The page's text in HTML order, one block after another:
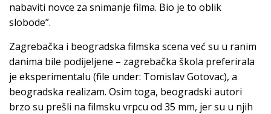
nabaviti novce za snimanje filma. Bio je to oblik
slobode”.
Zagrebačka i beogradska filmska scena već su u ranim
danima bile podijeljene – zagrebačka škola preferirala
je eksperimentalu (file under: Tomislav Gotovac), a
beogradska realizam. Osim toga, beogradski autori
brzo su prešli na filmsku vrpcu od 35 mm, jer su u njih